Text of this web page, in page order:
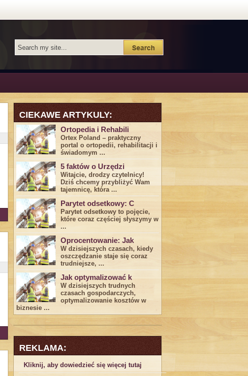
CIEKAWE ARTYKULY:
Ortopedia i Rehabili
Ortex Poland – praktyczny
portal o ortopedii, rehabilitacji i
świadomym ...
5 faktów o Urzędzi
Witajcie, drodzy czytelnicy!
Dziś chcemy przybliżyć ⁣Wam ​
tajemnicę,⁤ która ...
Parytet odsetkowy: C
Parytet odsetkowy to pojęcie,
które coraz częściej słyszymy w
...
Oprocentowanie: Jak
W dzisiejszych czasach, kiedy
‍oszczędzanie​ staje się coraz
trudniejsze,⁣ ...
Jak optymalizować k
W dzisiejszych trudnych⁤
czasach gospodarczych,
optymalizowanie ‌kosztów w
biznesie ...
REKLAMA:
Kliknij, aby dowiedzieć się więcej tutaj